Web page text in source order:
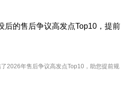
后的售后争议高发点Top10，提前
2026年售后争议高发点Top10，助您提前规